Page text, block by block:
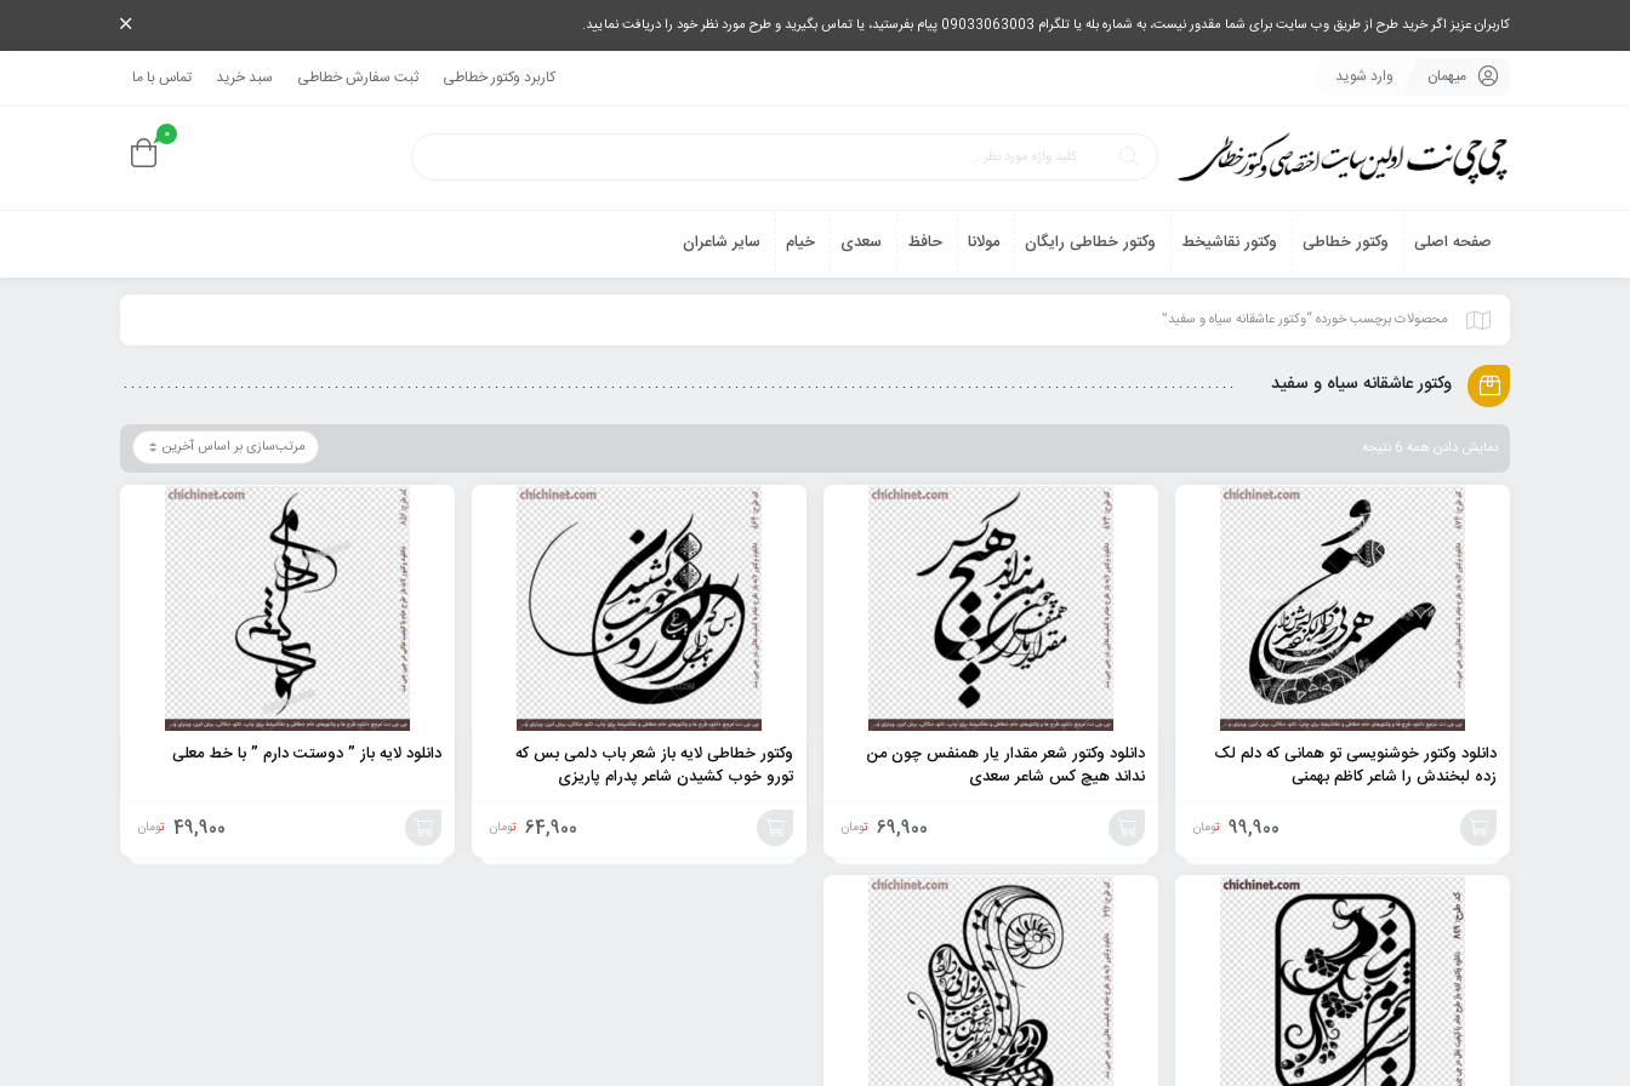
کاربران عزیز اگر خرید طرح از طریق وب سایت برای شما مقدور نیست، به شماره بله یا تلگرام 09033063003 پیام بفرستید، یا تماس بگیرید و طرح مورد نظر خود را دریافت نمایید.
میهمان وارد شوید کاربرد وکتور خطاطی ثبت سفارش خطاطی سبد خرید تماس با ما
0
صفحه اصلی وکتور خطاطی وکتور نقاشیخط وکتور خطاطی رایگان مولانا حافظ سعدی خیام سایر شاعران
محصولات برچسب خورده “وکتور عاشقانه سیاه و سفید”
وکتور عاشقانه سیاه و سفید
نمایش دادن همه 6 نتیجه
دانلود وکتور خوشنویسی تو همانی که دلم لک
زده لبخندش را شاعر کاظم بهمنی
99,900 تومان
افزودن
دانلود وکتور شعر مقدار یار همنفس چون من
نداند هیچ کس شاعر سعدی
69,900 تومان
افزودن
وکتور خطاطی لایه باز شعر باب دلمی بس که
تورو خوب کشیدن شاعر پدرام پاریزی
64,900 تومان
دانلود لایه باز ” دوستت دارم ” با خط معلی
49,900 تومان